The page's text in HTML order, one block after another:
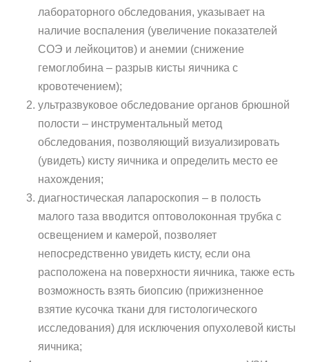
лабораторного обследования, указывает на
наличие воспаления (увеличение показателей
СОЭ и лейкоцитов) и анемии (снижение
гемоглобина – разрыв кисты яичника с
кровотечением);
ультразвуковое обследование органов брюшной
полости – инструментальный метод
обследования, позволяющий визуализировать
(увидеть) кисту яичника и определить место ее
нахождения;
диагностическая лапароскопия – в полость
малого таза вводится оптоволоконная трубка с
освещением и камерой, позволяет
непосредственно увидеть кисту, если она
расположена на поверхности яичника, также есть
возможность взять биопсию (прижизненное
взятие кусочка ткани для гистологического
исследования) для исключения опухолевой кисты
яичника;